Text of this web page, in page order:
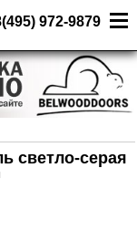
972-9879
светло-серая